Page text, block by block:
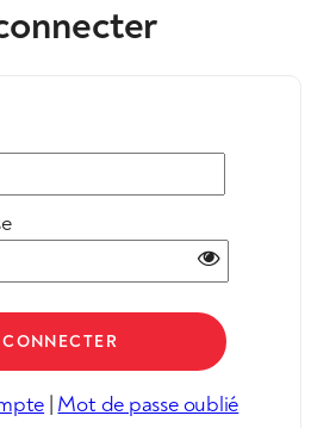
| Mot de passe oublié